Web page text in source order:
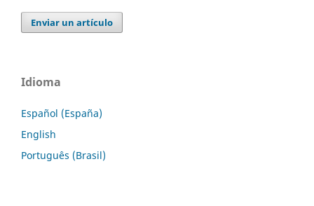
Enviar un artículo
Idioma
Español (España)
English
Português (Brasil)